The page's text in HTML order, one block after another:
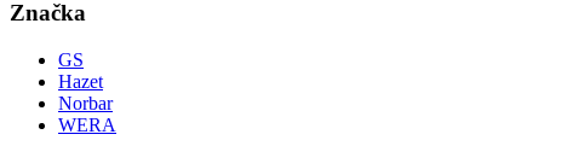
Značka
GS
Hazet
Norbar
WERA